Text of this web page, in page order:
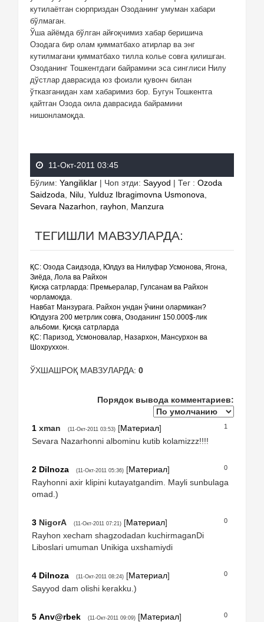
кутилаётган сюрприздан Озоданинг умуман хабари
бўлмаган.
Ўша айёмда бўлган айғоқчимиз хабар беришича
Озодага бир олам қимматбахо атирлар ва энг
кутилмагани қимматбахо тилла колье совға қилишган.
Озоданинг Тошкентдаги байрамини эса синглиси Нилу
дўстлар даврасида юз фоизли қувонч билан
ўтказганидан хам хабаримиз бор. Бугун Тошкентга
қайтган Озода оила даврасида байрамини
нишонламоқда.
11-Окт-2011 03:45
Бўлим: Yangiliklar | Чоп этди: Sayyod | Тег : Ozoda
Saidzoda
Nilu Yulduz Ibragimovna Usmonova
Sevara Nazarhon
rayhon Manzura
ТЕГИШЛИ МАВЗУЛАРДА:
ҚС: Озода Саидзода, Юлдуз ва Нилуфар Усмонова, Ягона,
Зиёда, Лола ва Райхон
Қисқа сатрларда: Премьералар, Гулсанам ва Райхон
чорламоқда.
Навбат Манзурага. Райхон ундан ўчини олармикан?
Юлдузга 200 метрлик совға, Озоданинг 150.000$-лик
альбоми. Қисқа сатрларда
ҚС: Паризод, Усмоновалар, Назархон, Мансурхон ва
Шохруххон.
ЎХШАШРОҚ МАВЗУЛАРДА: 0
Порядок вывода комментариев:
1
1 xman (11-Окт-2011 03:53) [Материал]
Sevara Nazarhonni albominu kutib kolamizzz!!!!
0
2 Dilnoza (11-Окт-2011 05:36) [Материал]
Rayhonni axir klipini kutayatgandim. Mayli sunbulaga
omad.)
0
3 NigorA (11-Окт-2011 07:21) [Материал]
Rayhon xecham shagzodadan kuchirmaganDi
Liboslari umuman Unikiga uxshamiydi
0
4 Dilnoza (11-Окт-2011 08:24) [Материал]
Sayyod dam olishi kerakku.)
0
5 Anv@rbek (11-Окт-2011 09:09) [Материал]